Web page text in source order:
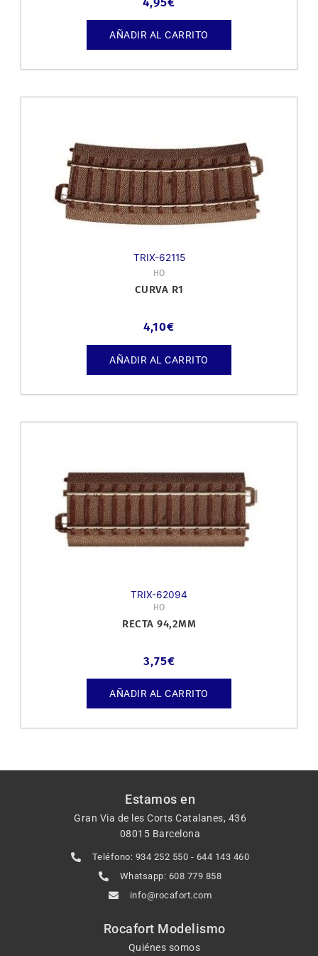
AÑADIR AL CARRITO
TRIX-62115
HO
CURVA R1
4,10€
AÑADIR AL CARRITO
TRIX-62094
HO
RECTA 94,2MM
3,75€
AÑADIR AL CARRITO
Estamos en
Gran Via de les Corts Catalanes, 436
08015 Barcelona
Teléfono: 934 252 550 - 644 143 460
Whatsapp: 608 779 858
info@rocafort.com
Rocafort Modelismo
Quiénes somos